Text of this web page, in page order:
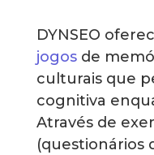
DYNSEO
jogosde
culturais que
cognitiva
Através de
(questionários